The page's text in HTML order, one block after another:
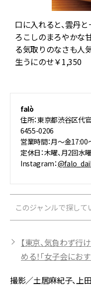
口に入れると、雲丹
ろこしのまろやかな
る気取りのなさも人
生うにのせ￥1,350
falò
住所：東京都渋谷区
6455-0206
営業時間：月～金
定休日：木曜、月2回水
Instagram：
このジャンルで探し
【東京、気負わず行
める！「女子会にお
撮影／土居麻紀子、